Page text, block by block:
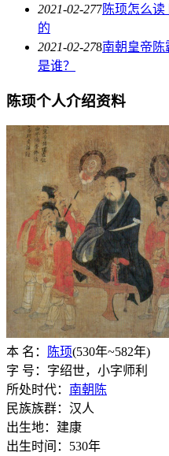
2021-02-277陈顼怎么
的
2021-02-278南朝皇帝陈
是谁？
陈顼个人介绍资料
本 名： 陈顼(530年~582年)
字 号：字绍世，小字师利
所处时代： 南朝陈
民族族群：汉人
出生地：建康
出生时间：530年